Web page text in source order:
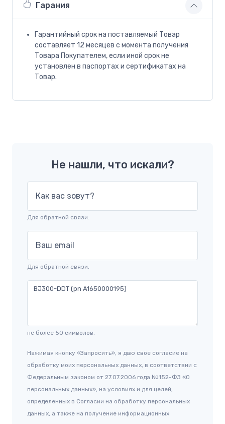
Гарания
Гарантийный срок на поставляемый Товар
составляет 12 месяцев с момента получения
Товара Покупателем, если иной срок не
установлен в паспортах и сертификатах на
Товар.
Не нашли, что искали?
Как вас зовут?
Для обратной связи.
Ваш email
Для обратной связи.
не более 50 символов.
Нажимая кнопку «Запросить», я даю свое согласие на
обработку моих персональных данных, в соответствии с
Федеральным законом от 27.07.2006 года №152-ФЗ «О
персональных данных», на условиях и для целей,
определенных в Согласии на обработку персональных
данных, а также на получение информационных